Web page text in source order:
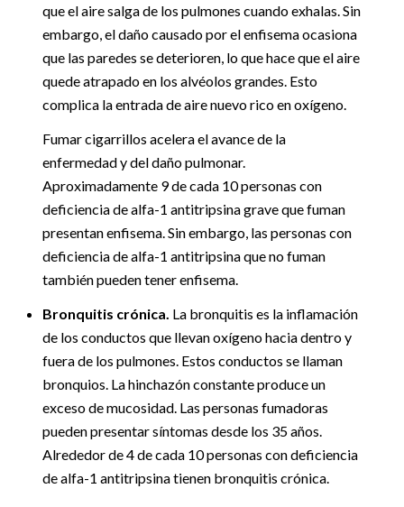
que el aire salga de los pulmones cuando exhalas. Sin
embargo, el daño causado por el enfisema ocasiona
que las paredes se deterioren, lo que hace que el aire
quede atrapado en los alvéolos grandes. Esto
complica la entrada de aire nuevo rico en oxígeno.
Fumar cigarrillos acelera el avance de la
enfermedad y del daño pulmonar.
Aproximadamente 9 de cada 10 personas con
deficiencia de alfa-1 antitripsina grave que fuman
presentan enfisema. Sin embargo, las personas con
deficiencia de alfa-1 antitripsina que no fuman
también pueden tener enfisema.
Bronquitis crónica. La bronquitis es la inflamación
de los conductos que llevan oxígeno hacia dentro y
fuera de los pulmones. Estos conductos se llaman
bronquios. La hinchazón constante produce un
exceso de mucosidad. Las personas fumadoras
pueden presentar síntomas desde los 35 años.
Alrededor de 4 de cada 10 personas con deficiencia
de alfa-1 antitripsina tienen bronquitis crónica.